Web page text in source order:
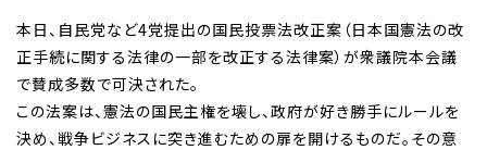
本日、自民党など4党提出の国民投票法改正案（日本国憲法の改
正手続に関する法律の一部を改正する法律案）が衆議院本会議
で賛成多数で可決された。
この法案は、憲法の国民主権を壊し、政府が好き勝手にルールを
決め、戦争ビジネスに突き進むための扉を開けるものだ。その意